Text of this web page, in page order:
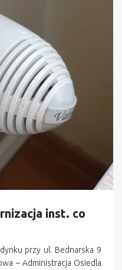
inst. co
przy ul. Bednarska 9
– Administracja Osiedla